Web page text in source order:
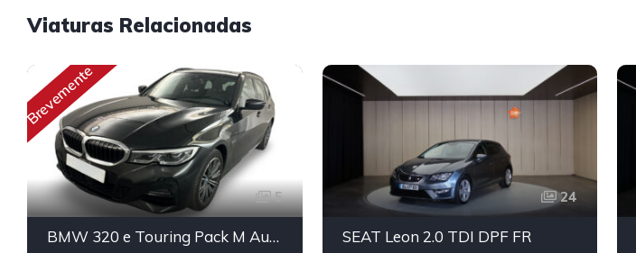
Viaturas Relacionadas
Brevemente
5
BMW 320 e Touring Pack M Auto
24
SEAT Leon 2.0 TDI DPF FR